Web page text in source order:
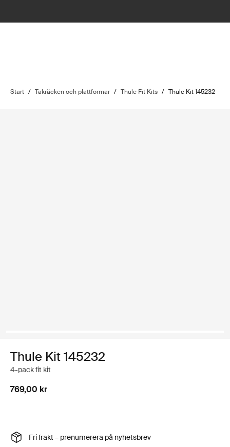
Start / Takräcken och plattformar / Thule Fit Kits / Thule Kit 145232
Thule Kit 145232
4-pack fit kit
769,00 kr
Fri frakt – prenumerera på nyhetsbrev